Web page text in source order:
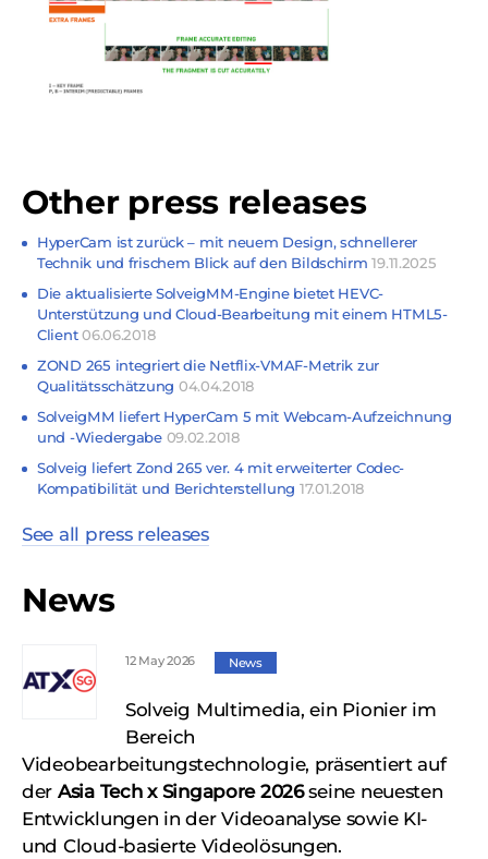
Other press releases
HyperCam ist zurück – mit neuem Design, schnellerer
Technik und frischem Blick auf den Bildschirm19.11.2025
Die aktualisierte SolveigMM-Engine bietet HEVC-
Unterstützung und Cloud-Bearbeitung mit einem HTML5-
Client06.06.2018
ZOND 265 integriert die Netflix-VMAF-Metrik zur
Qualitätsschätzung 04.04.2018
SolveigMM liefert HyperCam 5 mit Webcam-Aufzeichnung
und -Wiedergabe 09.02.2018
Solveig liefert Zond 265 ver. 4 mit erweiterter Codec-
Kompatibilität und Berichterstellung 17.01.2018
See all press releases
News
12 May 2026 News
Solveig Multimedia, ein Pionier im
Bereich
Videobearbeitungstechnologie, präsentiert auf
der Asia Tech x Singapore 2026seine neuesten
Entwicklungen in der Videoanalyse sowie KI-
und Cloud-basierte Videolösungen.